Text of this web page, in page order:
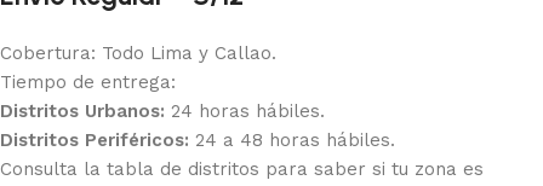
Cobertura: Todo Lima y Callao.
Tiempo de entrega:
Distritos Urbanos: 24 horas hábiles.
Distritos Periféricos: 24 a 48 horas hábiles.
Consulta la tabla de distritos para saber si tu zona es